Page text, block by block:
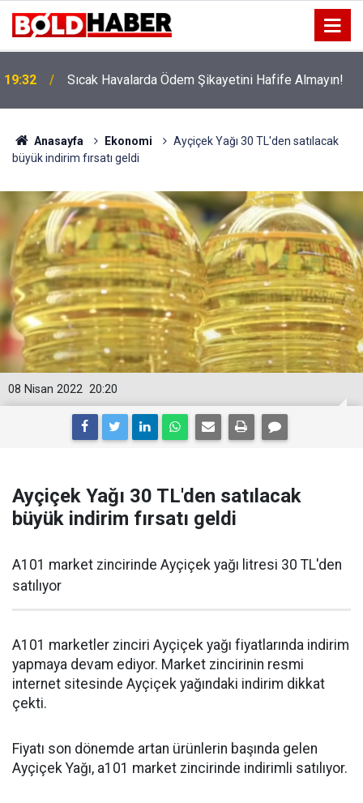
19:32 Sıcak Havalarda Ödem Şikayetini Hafife Almayın!
Anasayfa Ekonomi
Ayçiçek Yağı 30 TL'den satılacak
büyük indirim fırsatı geldi
20:20
08 Nisan 2022
Ayçiçek Yağı 30 TL'den satılacak
büyük indirim fırsatı geldi
A101 market zincirinde Ayçiçek yağı litresi 30 TL'den
satılıyor
A101 marketler zinciri Ayçiçek yağı fiyatlarında indirim
yapmaya devam ediyor. Market zincirinin resmi
internet sitesinde Ayçiçek yağındaki indirim dikkat
çekti.
Fiyatı son dönemde artan ürünlerin başında gelen
Ayçiçek Yağı, a101 market zincirinde indirimli satılıyor.